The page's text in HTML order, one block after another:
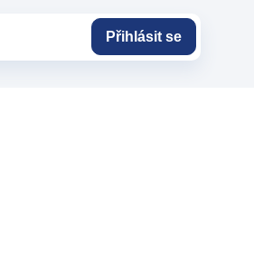
Přihlásit se